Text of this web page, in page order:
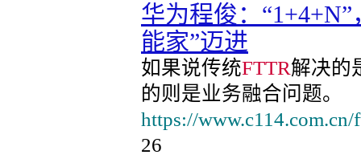
华为程俊：
能家”迈进
如果说传统FTTR解决的
的则是业务融合问题。
https://
26